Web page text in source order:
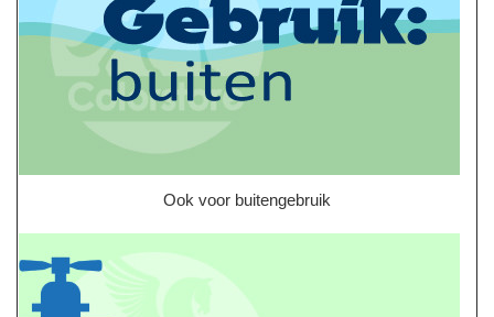
Ook voor buitengebruik